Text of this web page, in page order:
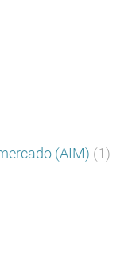
(AIM) (1)